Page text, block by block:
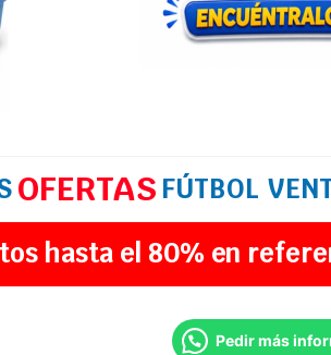
OFERTAS FÚTBOL
hasta el 80% en
Pedir más